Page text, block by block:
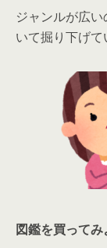
ジャンルが広
いて掘り下げて
図鑑を買ってみ